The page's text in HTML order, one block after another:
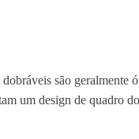
são
um design de quadro